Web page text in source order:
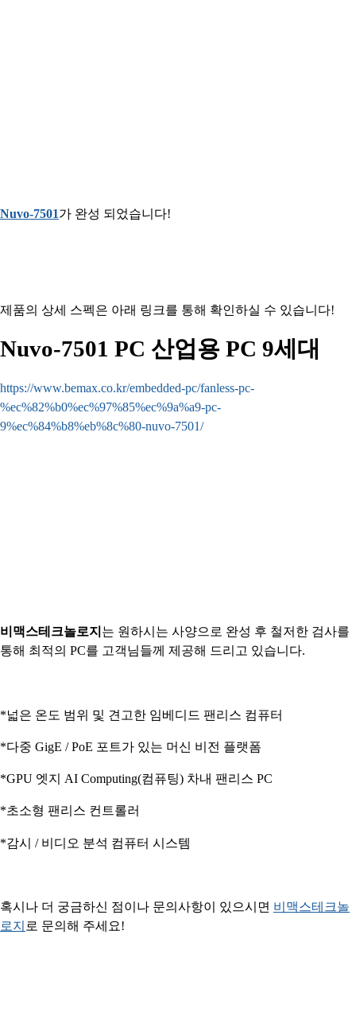
Nuvo-7501가 완성 되었습니다!
제품의 상세 스펙은 아래 링크를 통해 확인하실 수 있습니다!
Nuvo-7501 PC 산업용 PC 9세대
https://www.bemax.co.kr/embedded-pc/fanless-pc-
%ec%82%b0%ec%97%85%ec%9a%a9-pc-
9%ec%84%b8%eb%8c%80-nuvo-7501/
비맥스테크놀로지 는 원하시는 사양으로 완성 후 철저한 검사를
통해 최적의 PC를 고객님들께 제공해 드리고 있습니다.
*넓은 온도 범위 및 견고한 임베디드 팬리스 컴퓨터
*다중 GigE / PoE 포트가 있는 머신 비전 플랫폼
*GPU 엣지 AI Computing(컴퓨팅) 차내 팬리스 PC
*초소형 팬리스 컨트롤러
*감시 / 비디오 분석 컴퓨터 시스템
혹시나 더 궁금하신 점이나 문의사항이 있으시면 ​비맥스테크놀
로지​​ 로 문의해 주세요!